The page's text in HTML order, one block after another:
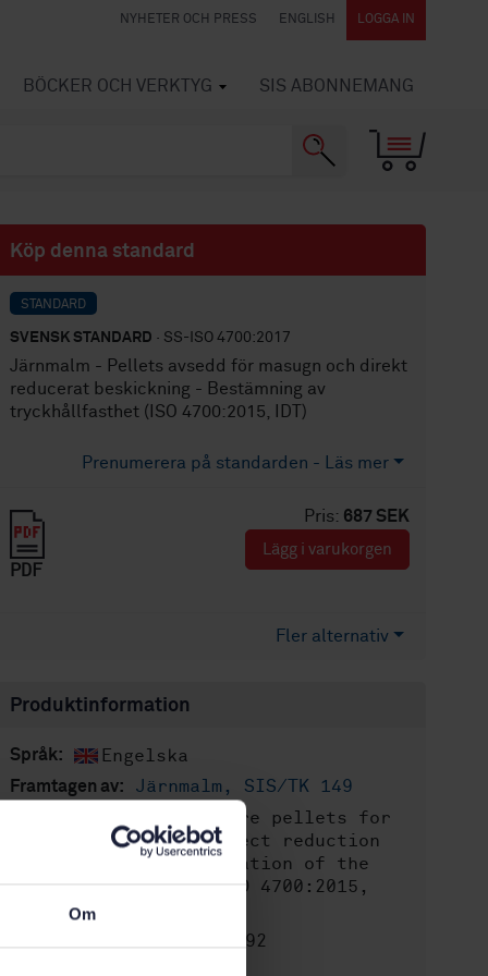
Om
NYHETER OCH PRESS ENGLISH LOGGA IN
BÖCKER OCH VERKTYG SIS ABONNEMANG
Köp denna standard
STANDARD
SVENSK STANDARD · SS-ISO 4700:2017
Järnmalm - Pellets avsedd för masugn och direkt
reducerat beskickning - Bestämning av
tryckhållfasthet (ISO 4700:2015, IDT)
Prenumerera på standarden - Läs mer
Pris: 687 SEK
PDF
Lägg i varukorgen
Fler alternativ
Produktinformation
Språk: Engelska
Framtagen av: Järnmalm, SIS/TK 149
Iron ore pellets for
blast furnace and direct reduction
feedstocks - Determination of the
crushing strength (ISO 4700:2015,
STD-8030092